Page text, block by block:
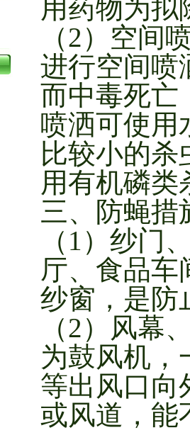
用药物为拟
（2）空间
进行空间喷
而中毒死亡
喷洒可使用
比较小的
用有机磷类
三、防蝇措
（1）纱门
厅、食品车
纱窗，是防
（2）风幕
为鼓风机，
等出风口向
或风道，能